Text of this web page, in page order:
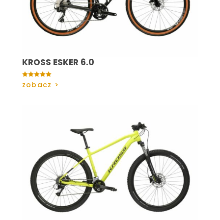
KROSS ESKER 6.0

zobacz >